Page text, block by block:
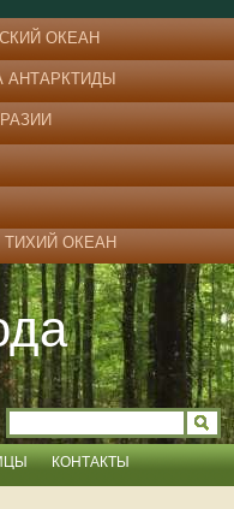
ОКЕАН
АНТАРКТИДЫ
ТИХИЙ ОКЕАН
КОНТАКТЫ